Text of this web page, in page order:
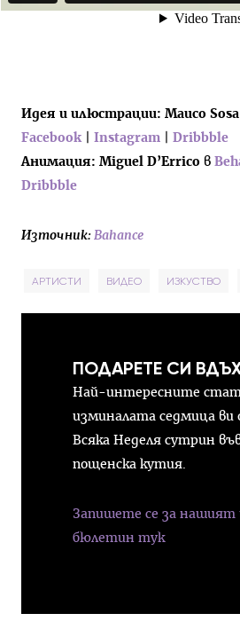
Идея и илюстрации: Mauco Sosa
Facebook| Instagram
Dribbble
Анимация: Miguel D’Errico в
Dribbble
Източник: Bahance
АРТИСТИ ВИДЕО ИЗКУСТВО
ПОДАРЕТЕ СИ
Най-интересните
изминалата седмица ви
Всяка Неделя сутрин
пощенска кутия.
Запишете се за нашият
бюлетин тук